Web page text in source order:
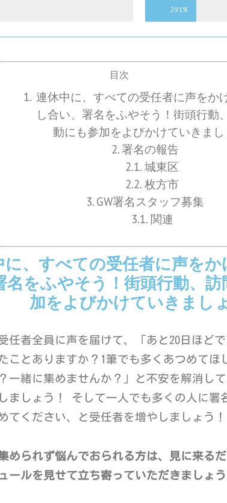
29.1%
目次
連休中に、すべての受任者に声をか
し合い、署名をふやそう！街頭行動
動にも参加をよびかけていきまし
署名の報告
城東区
枚方市
GW署名スタッフ募集
関連
に、すべての受任者に声を
名をふやそう！街頭行動、
加をよびかけていきまし
任者全員に声を届けて、「あと 20 日ほど
ことありますか？ 1 筆でも多くあつめてほ
一緒に集めませんか？」と不安を解消し
ましょう！
そして一人でも多くの人に署
てください、と 受任者を増やしましょう！
められず悩んでおられる方は、見に来る
ールを見せて立ち寄っていただきましょう